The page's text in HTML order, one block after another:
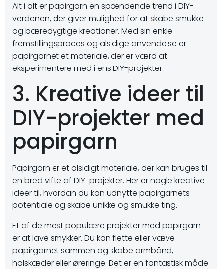
Alt i alt er papirgarn en spændende trend i DIY-
verdenen, der giver mulighed for at skabe smukke
og bæredygtige kreationer. Med sin enkle
fremstillingsproces og alsidige anvendelse er
papirgarnet et materiale, der er værd at
eksperimentere med i ens DIY-projekter.
3. Kreative ideer til
DIY-projekter med
papirgarn
Papirgarn er et alsidigt materiale, der kan bruges til
en bred vifte af DIY-projekter. Her er nogle kreative
ideer til, hvordan du kan udnytte papirgarnets
potentiale og skabe unikke og smukke ting.
Et af de mest populære projekter med papirgarn
er at lave smykker. Du kan flette eller væve
papirgarnet sammen og skabe armbånd,
halskæder eller øreringe. Det er en fantastisk måde